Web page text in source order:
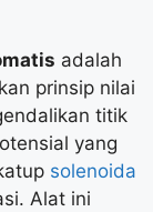
adalah
prinsip nilai
titik
yang
solenoida
Alat ini